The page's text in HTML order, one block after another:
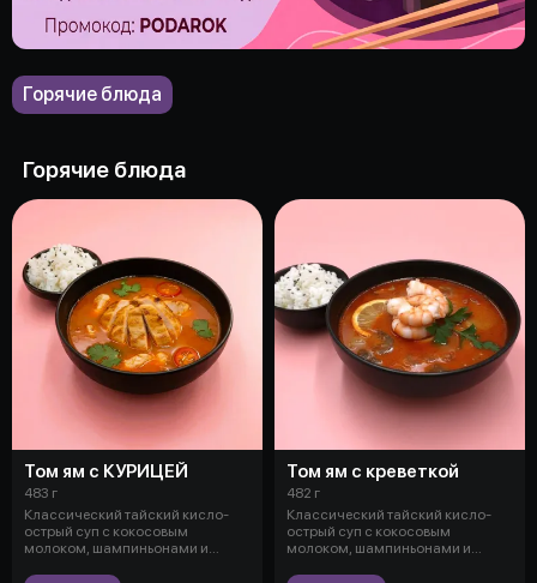
Горячие блюда
Горячие блюда
Том ям с КУРИЦЕЙ
483 г
Классический тайский кисло-
острый суп с кокосовым
молоком, шампиньонами и
Том ям с креветкой
482 г
Классический тайский кисло-
острый суп с кокосовым
молоком, шампиньонами и